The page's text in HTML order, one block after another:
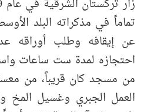
عن إيقافه وطلب أوراقه
احتجازه لمدة ست ساعات
من مسجد كان قريباً، من
العمل الجبري وغسيل المخ